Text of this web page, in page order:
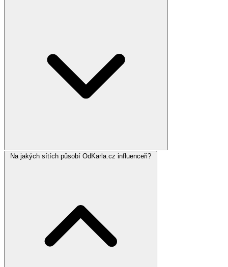
Na jakých sítích působí OdKarla.cz influenceři?